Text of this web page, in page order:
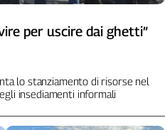
per uscire dai ghetti”
lo stanziamento di risorse nel
insediamenti informali